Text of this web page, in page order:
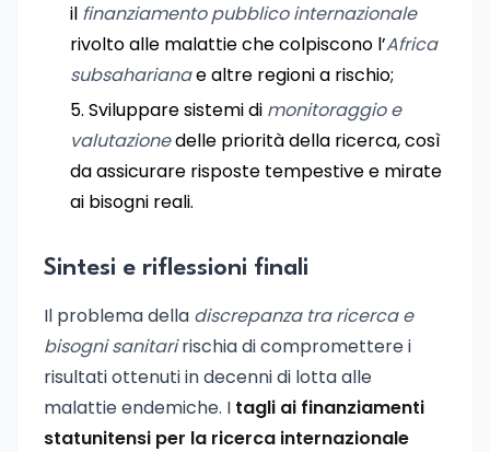
il finanziamento pubblico internazionale
rivolto alle malattie che colpiscono l’Africa
subsaharianae altre regioni a rischio;
Sviluppare sistemi di monitoraggio e
valutazionedelle priorità della ricerca, così
da assicurare risposte tempestive e mirate
ai bisogni reali.
Sintesi e riflessioni finali
Il problema della discrepanza tra ricerca e
bisogni sanitaririschia di compromettere i
risultati ottenuti in decenni di lotta alle
malattie endemiche. I tagli ai finanziamenti
statunitensi per la ricerca internazionale